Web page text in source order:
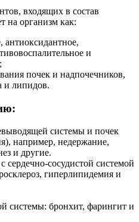
входящих в состав
на организм как:
и
почек и надпочечников,
и липидов.
системы и почек
например, недержание,
и другие.
сердечно-сосудистой системой
гиперлипидемия и
системы: бронхит, фарингит и